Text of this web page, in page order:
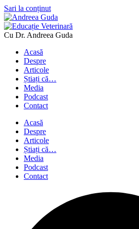
Sari la conținut
Cu Dr. Andreea Guda
Acasă
Despre
Articole
Știați că…
Media
Podcast
Contact
Acasă
Despre
Articole
Știați că…
Media
Podcast
Contact